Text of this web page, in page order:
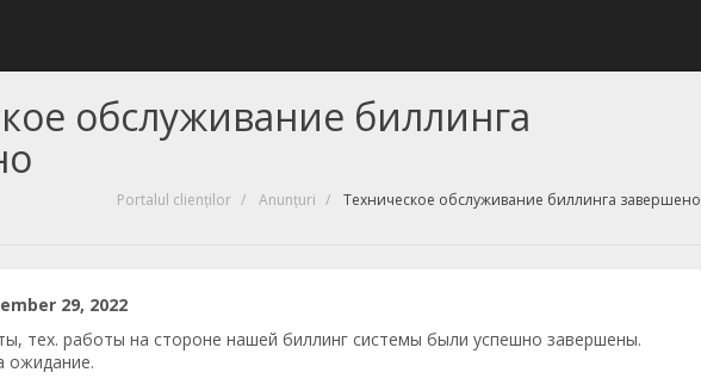
обслуживание биллинга
Portalul clienților Anunțuri Техническое обслуживание биллинга завершено
29, 2022
тех. работы на стороне нашей биллинг системы были успешно завершены.
ожидание.